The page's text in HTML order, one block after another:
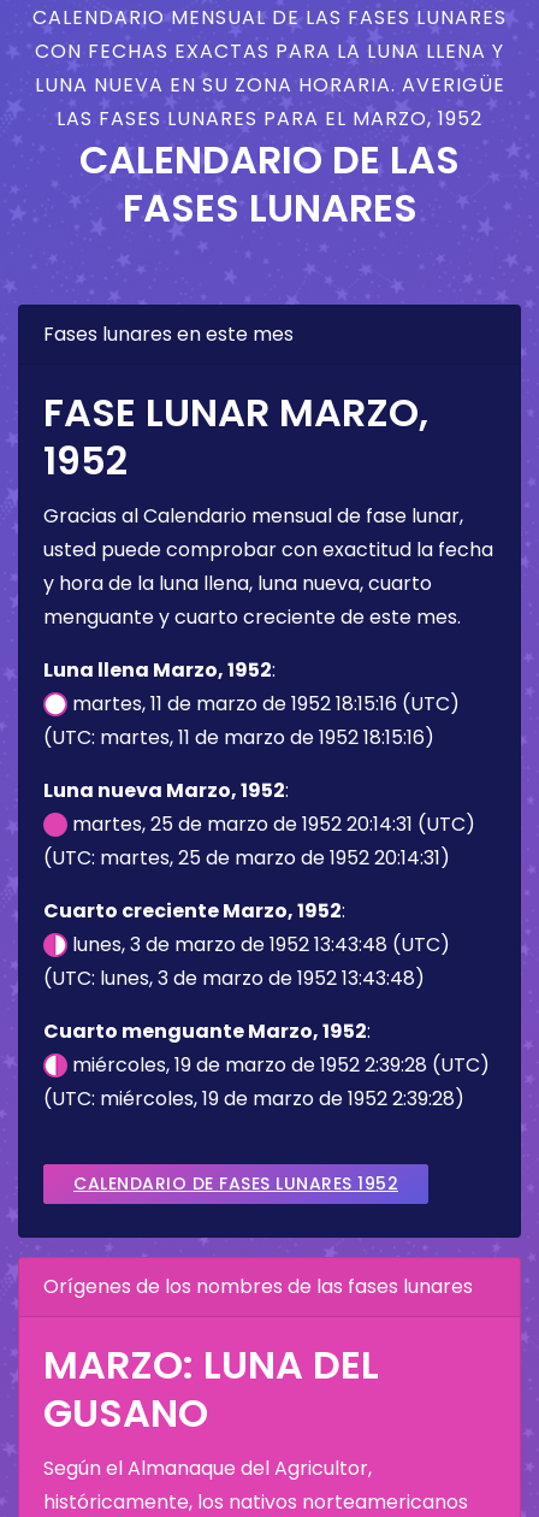
CALENDARIO MENSUAL DE LAS FASES LUNARES
CON FECHAS EXACTAS PARA LA LUNA LLENA Y
LUNA NUEVA EN SU ZONA HORARIA. AVERIGÜE
LAS FASES LUNARES PARA EL MARZO, 1952
CALENDARIO DE LAS
FASES LUNARES
Fases lunares en este mes
FASE LUNAR MARZO,
1952
Gracias al Calendario mensual de fase lunar,
usted puede comprobar con exactitud la fecha
y hora de la luna llena, luna nueva, cuarto
menguante y cuarto creciente de este mes.
Luna llena Marzo, 1952:
martes, 11 de marzo de 1952 18:15:16 (UTC)
(UTC: martes, 11 de marzo de 1952 18:15:16)
Luna nueva Marzo, 1952:
martes, 25 de marzo de 1952 20:14:31 (UTC)
(UTC: martes, 25 de marzo de 1952 20:14:31)
Cuarto creciente Marzo, 1952:
lunes, 3 de marzo de 1952 13:43:48 (UTC)
(UTC: lunes, 3 de marzo de 1952 13:43:48)
Cuarto menguante Marzo, 1952:
miércoles, 19 de marzo de 1952 2:39:28 (UTC)
(UTC: miércoles, 19 de marzo de 1952 2:39:28)
CALENDARIO DE FASES LUNARES 1952
Orígenes de los nombres de las fases lunares
MARZO: LUNA DEL
GUSANO
Según el Almanaque del Agricultor,
históricamente, los nativos norteamericanos